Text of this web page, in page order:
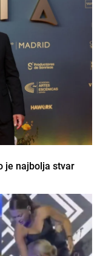
je najbolja stvar